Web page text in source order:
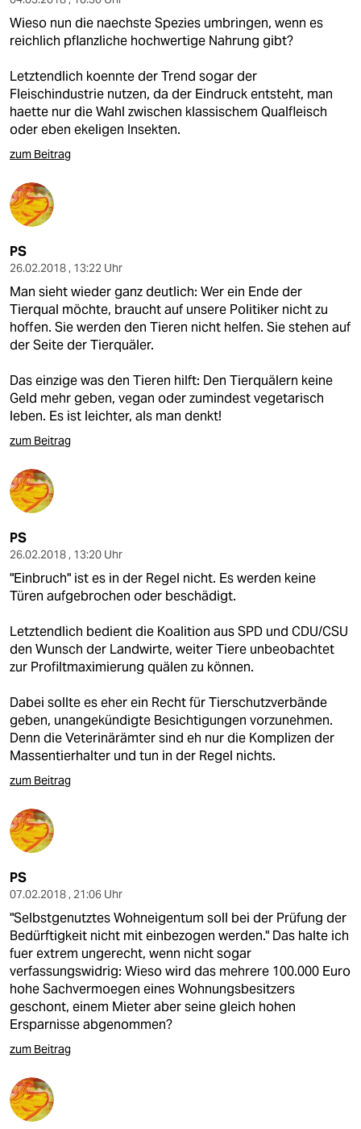
Wieso nun die naechste Spezies umbringen, wenn es
reichlich pflanzliche hochwertige Nahrung gibt?
Letztendlich koennte der Trend sogar der
Fleischindustrie nutzen, da der Eindruck entsteht, man
haette nur die Wahl zwischen klassischem Qualfleisch
oder eben ekeligen Insekten.
zum Beitrag
PS
26.02.2018 , 13:22 Uhr
Man sieht wieder ganz deutlich: Wer ein Ende der
Tierqual möchte, braucht auf unsere Politiker nicht zu
hoffen. Sie werden den Tieren nicht helfen. Sie stehen auf
der Seite der Tierquäler.
Das einzige was den Tieren hilft: Den Tierquälern keine
Geld mehr geben, vegan oder zumindest vegetarisch
leben. Es ist leichter, als man denkt!
zum Beitrag
PS
26.02.2018 , 13:20 Uhr
"Einbruch" ist es in der Regel nicht. Es werden keine
Türen aufgebrochen oder beschädigt.
Letztendlich bedient die Koalition aus SPD und CDU/CSU
den Wunsch der Landwirte, weiter Tiere unbeobachtet
zur Profiltmaximierung quälen zu können.
Dabei sollte es eher ein Recht für Tierschutzverbände
geben, unangekündigte Besichtigungen vorzunehmen.
Denn die Veterinärämter sind eh nur die Komplizen der
Massentierhalter und tun in der Regel nichts.
zum Beitrag
PS
07.02.2018 , 21:06 Uhr
"Selbstgenutztes Wohneigentum soll bei der Prüfung der
Bedürftigkeit nicht mit einbezogen werden." Das halte ich
fuer extrem ungerecht, wenn nicht sogar
verfassungswidrig: Wieso wird das mehrere 100.000 Euro
hohe Sachvermoegen eines Wohnungsbesitzers
geschont, einem Mieter aber seine gleich hohen
Ersparnisse abgenommen?
zum Beitrag